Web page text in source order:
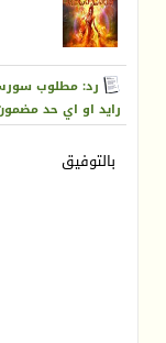
رد: مطلوب
رايد او اي حد
بالتوفيق